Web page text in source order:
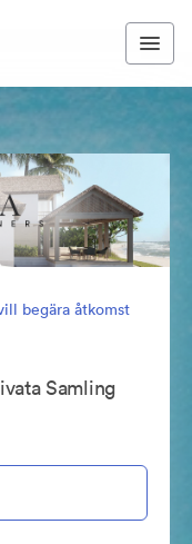
begära åtkomst
Samling